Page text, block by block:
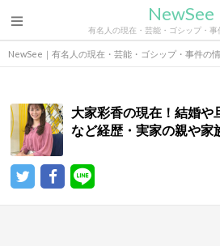
NewSee
有名人の現在・芸能・ゴシップ・事
NewSee｜有名人の現在・芸能・ゴシップ・事件の
大家彩香の現在！結婚や
など経歴・実家の親や家